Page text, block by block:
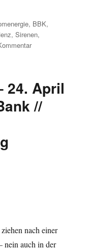
, BBK,
,Sirenen,
zu
17.
März
2021
24. April
//
nach einer
nein auch in der